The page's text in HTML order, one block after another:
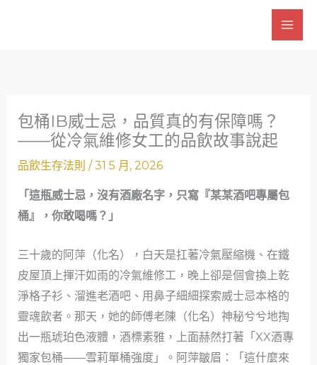
包桶IB威士忌，品質真的有保障嗎？
——從冷氣維修女工的品飲故事說起
品飲生存法則 /31 5 月, 2026
「這瓶威士忌，沒有酒廠名字，只寫『某某酒吧專屬包
桶』，你敢喝嗎？」
三十歲的阿萍（化名），白天是扛著冷氣壓縮機、在鐵
皮屋頂上揮汗如雨的冷氣維修工，晚上卻是個會換上乾
淨格子衫、溜進老酒吧、用鼻子細細探索威士忌本格的
靈魂飲者。那天，她的師傅老陳（化名）神秘兮兮地掏
出一瓶琥珀色液體，酒標素雅，上面赫然打著「XX酒專
獨家包桶——雪莉單桶強度」。阿萍皺眉：「這什麼來